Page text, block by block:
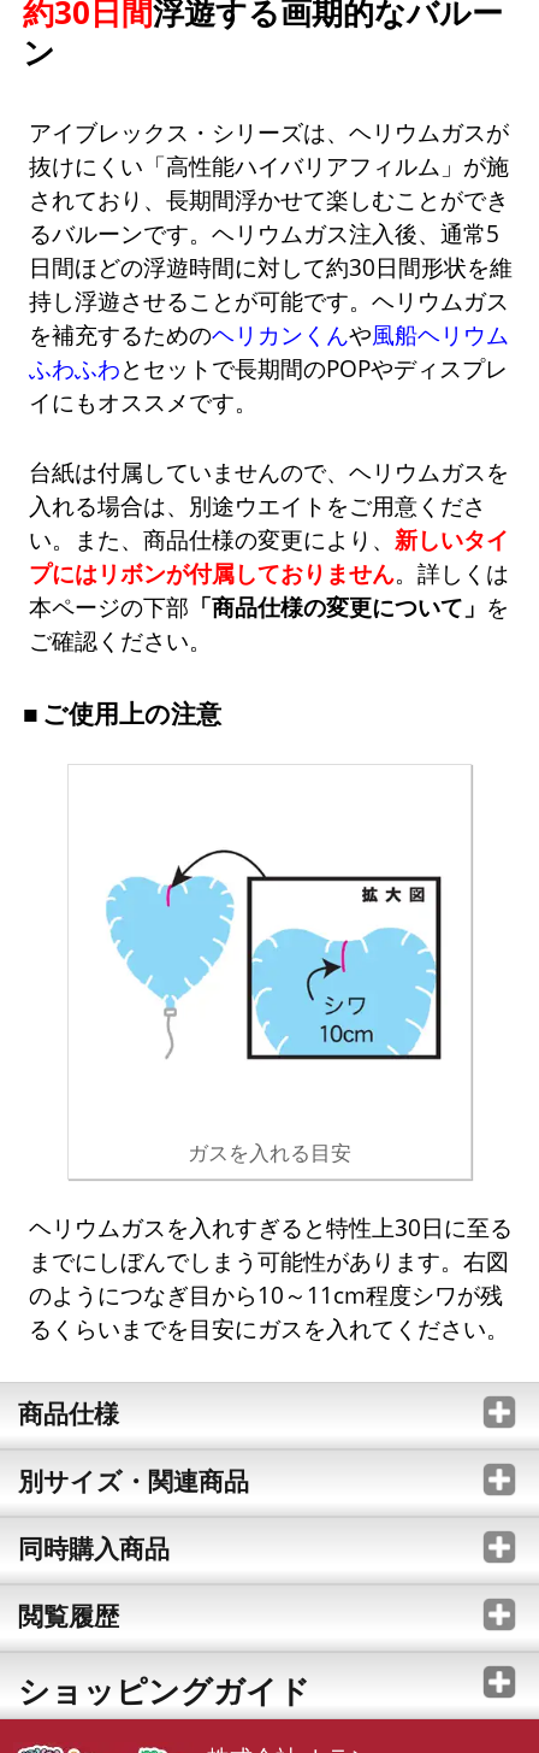
約30日間浮遊する画期的なバルー
ン
アイブレックス・シリーズは、ヘリウムガスが
抜けにくい「高性能ハイバリアフィルム」が施
されており、長期間浮かせて楽しむことができ
るバルーンです。ヘリウムガス注入後、通常5
日間ほどの浮遊時間に対して約30日間形状を維
持し浮遊させることが可能です。ヘリウムガス
を補充するためのヘリカンくんや風船ヘリウム
ふわふわとセットで長期間のPOPやディスプレ
イにもオススメです。
台紙は付属していませんので、ヘリウムガスを
入れる場合は、別途ウエイトをご用意くださ
い。また、商品仕様の変更により、新しいタイ
プにはリボンが付属しておりません。詳しくは
本ページの下部 「商品仕様の変更について」 を
ご確認ください。
ご使用上の注意
ガスを入れる目安
ヘリウムガスを入れすぎると特性上30日に至る
までにしぼんでしまう可能性があります。右図
のようにつなぎ目から10～11cm程度シワが残
るくらいまでを目安にガスを入れてください。
商品仕様
別サイズ・関連商品
同時購入商品
閲覧履歴
ショッピングガイド